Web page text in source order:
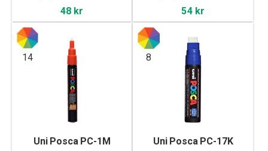
48 kr 54 kr
14
Uni Posca PC-1M
8
Uni Posca PC-17K